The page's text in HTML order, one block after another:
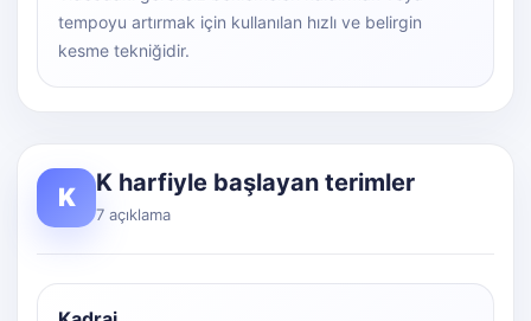
tempoyu artırmak için kullanılan hızlı ve belirgin
kesme tekniğidir.
K K harfiyle başlayan terimler
7 açıklama